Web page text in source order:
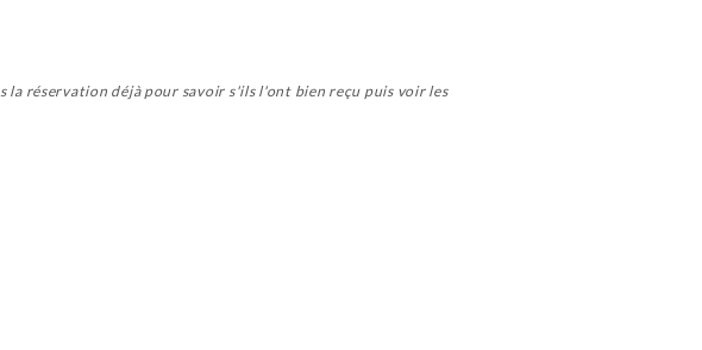
réservation déjà pour savoir s'ils l'ont bien reçu puis voir les